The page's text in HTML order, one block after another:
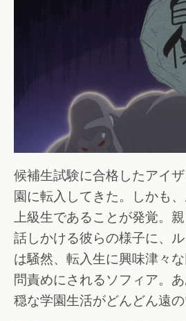
候補生試験に合格したアイ
園に転入してきた。しかも
上級生であることが発覚。
話しかける彼らの様子に、
は騒然、転入生に興味津々
問責めにされるソフィア。
穏な学園生活がどんどん遠